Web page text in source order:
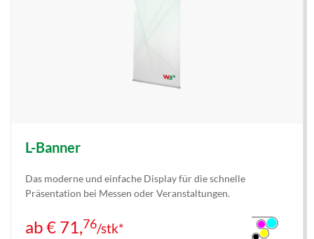
L-Banner
Das moderne und einfache Display für die schnelle
Präsentation bei Messen oder Veranstaltungen.
ab € 71,76/stk*